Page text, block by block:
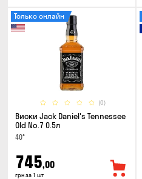
(0)
Только онлайн
Виски Jack Daniel's Tennessee
Old No.7 0.5л
40°
745,00
грн за 1 шт